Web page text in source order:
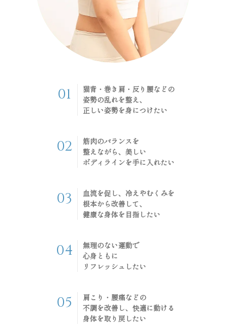
01
猫背・巻き肩・反り腰などの
姿勢の乱れを整え、
正しい姿勢を身につけたい
02
筋肉のバランスを
整えながら、美しい
ボディラインを手に入れたい
03
血流を促し、冷えやむくみを
根本から改善して、
健康な身体を目指したい
04
無理のない運動で
心身ともに
リフレッシュしたい
05
肩こり・腰痛などの
不調を改善し、快適に動ける
身体を取り戻したい